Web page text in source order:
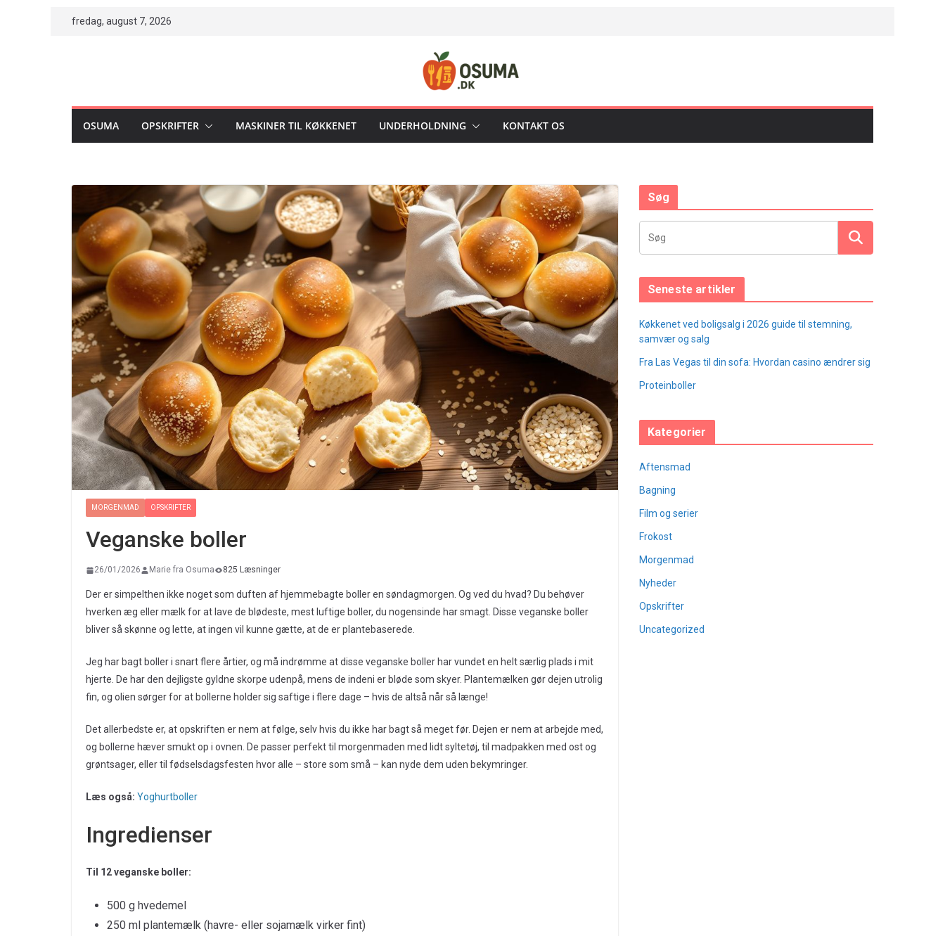
fredag, august 7, 2026
OSUMA OPSKRIFTER MASKINER TIL KØKKENET UNDERHOLDNING KONTAKT OS
MORGENMAD OPSKRIFTER
Veganske boller
26/01/2026 Marie fra Osuma 825 Læsninger
Der er simpelthen ikke noget som duften af hjemmebagte boller en søndagmorgen. Og ved du hvad? Du behøver
hverken æg eller mælk for at lave de blødeste, mest luftige boller, du nogensinde har smagt. Disse veganske boller
bliver så skønne og lette, at ingen vil kunne gætte, at de er plantebaserede.
Jeg har bagt boller i snart flere årtier, og må indrømme at disse veganske boller har vundet en helt særlig plads i mit
hjerte. De har den dejligste gyldne skorpe udenpå, mens de indeni er bløde som skyer. Plantemælken gør dejen utrolig
fin, og olien sørger for at bollerne holder sig saftige i flere dage – hvis de altså når så længe!
Det allerbedste er, at opskriften er nem at følge, selv hvis du ikke har bagt så meget før. Dejen er nem at arbejde med,
og bollerne hæver smukt op i ovnen. De passer perfekt til morgenmaden med lidt syltetøj, til madpakken med ost og
grøntsager, eller til fødselsdagsfesten hvor alle – store som små – kan nyde dem uden bekymringer.
Læs også: Yoghurtboller
Ingredienser
Til 12 veganske boller:
500 g hvedemel
250 ml plantemælk (havre- eller sojamælk virker fint)
Søg
Seneste artikler
Køkkenet ved boligsalg i 2026 guide til stemning,
samvær og salg
Fra Las Vegas til din sofa: Hvordan casino ændrer sig
Proteinboller
Kategorier
Aftensmad
Bagning
Film og serier
Frokost
Morgenmad
Nyheder
Opskrifter
Uncategorized